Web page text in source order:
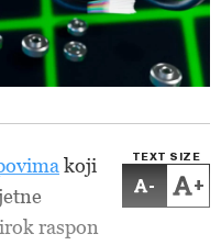
TEXT SIZE
- +
koji
raspon